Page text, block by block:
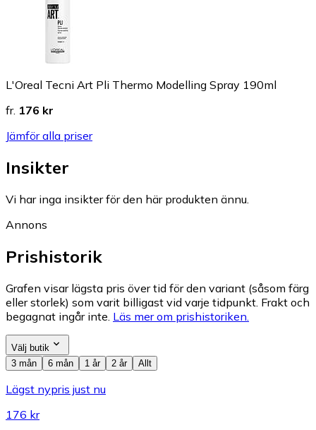
L'Oreal Tecni Art Pli Thermo Modelling Spray 190ml
fr. 176 kr
Jämför alla priser
Insikter
Vi har inga insikter för den här produkten ännu.
Annons
Prishistorik
Grafen visar lägsta pris över tid för den variant (såsom färg
eller storlek) som varit billigast vid varje tidpunkt. Frakt och
begagnat ingår inte. Läs mer om prishistoriken.
Välj butik
3 mån
6 mån 1 år 2 år Allt
Lägst nypris just nu
176 kr